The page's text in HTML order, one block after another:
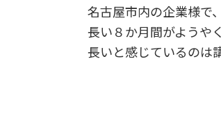
b
o
o
dI
n
名古屋市内の企業様で
長い８か月間がようや
長いと感じているのは